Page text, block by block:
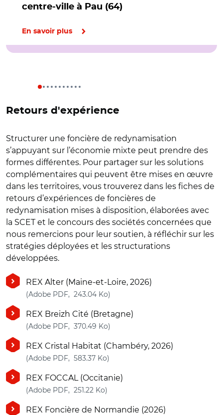
centre-ville à Pau (64)
En savoir plus
Retours d'expérience
Structurer une foncière de redynamisation
s’appuyant sur l’économie mixte peut prendre des
formes différentes. Pour partager sur les solutions
complémentaires qui peuvent être mises en œuvre
dans les territoires, vous trouverez dans les fiches de
retours d’expériences de foncières de
redynamisation mises à disposition, élaborées avec
la SCET et le concours des sociétés concernées que
nous remercions pour leur soutien, à réfléchir sur les
stratégies déployées et les structurations
développées.
REX Alter (Maine-et-Loire, 2026)
(Adobe PDF, 243.04 Ko)
REX Breizh Cité (Bretagne)
(Adobe PDF, 370.49 Ko)
REX Cristal Habitat (Chambéry, 2026)
(Adobe PDF, 583.37 Ko)
REX FOCCAL (Occitanie)
(Adobe PDF, 251.22 Ko)
REX Foncière de Normandie (2026)